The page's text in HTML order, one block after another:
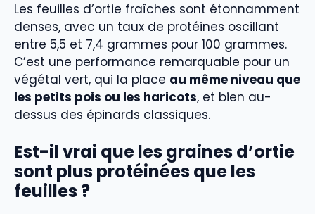
Les feuilles d’ortie fraîches sont étonnamment
denses, avec un taux de protéines oscillant
entre 5,5 et 7,4 grammes pour 100 grammes.
C’est une performance remarquable pour un
végétal vert, qui la place au même niveau que
les petits pois ou les haricots, et bien au-
dessus des épinards classiques.
Est-il vrai que les graines d’ortie
sont plus protéinées que les
feuilles ?